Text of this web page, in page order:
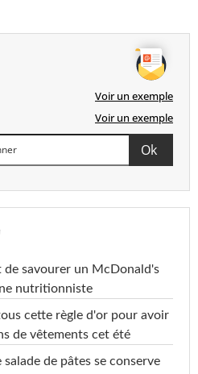
Voir un exemple
Voir un exemple
de savourer un McDonald's
nutritionniste
cette règle d'or pour avoir
de vêtements cet été
de pâtes se conserve